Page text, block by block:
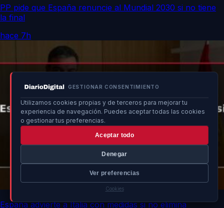
GESTIONAR CONSENTIMIENTO
Utilizamos cookies propias y de terceros para mejorar tu
experiencia de navegación. Puedes aceptar todas las cookies
o gestionar tus preferencias.
Aceptar todo
Denegar
Ver preferencias
Cookies
PP pide que España renuncie al Mundial 2030 si no tiene
la final
hace 7h
España advierte a Italia con medidas si no elimina